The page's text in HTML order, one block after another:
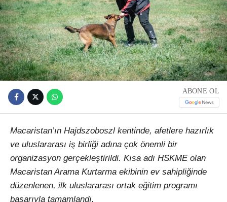
ABONE OL
Macaristan’ın Hajdszoboszl kentinde, afetlere hazırlık
ve uluslararası iş birliği adına çok önemli bir
organizasyon gerçekleştirildi. Kısa adı HSKME olan
Macaristan Arama Kurtarma ekibinin ev sahipliğinde
düzenlenen, ilk uluslararası ortak eğitim programı
başarıyla tamamlandı.